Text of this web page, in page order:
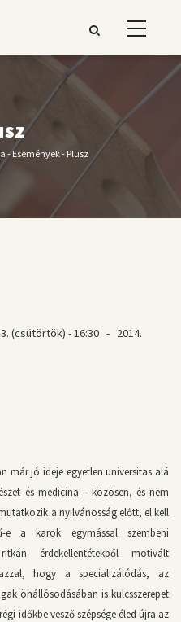
-Események- Plusz
(csütörtök) - 16:30 - 2014.
már jó ideje egyetlen universitas alá
és medicina – közösen, és nem
a nyilvánosság előtt, el kell
e a karok egymással szembeni
érdekellentétekből motivált
hogy a specializálódás, az
önállósodásában is kulcsszerepet
időkbe vesző szépsége éled újra az